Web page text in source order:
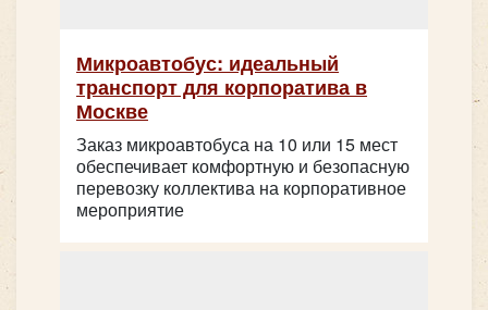
King Long XMQ6129
Микроавтобус: идеальный
транспорт для корпоратива в
Москве
Заказ микроавтобуса на 10 или 15 мест
обеспечивает комфортную и безопасную
перевозку коллектива на корпоративное
мероприятие